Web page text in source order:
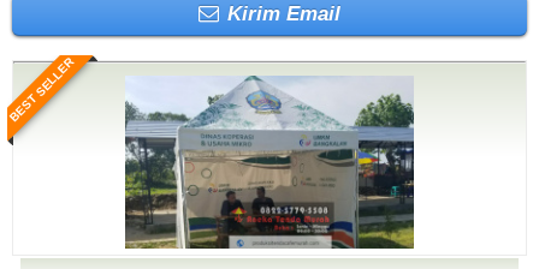
Kirim Email
BEST SELLER